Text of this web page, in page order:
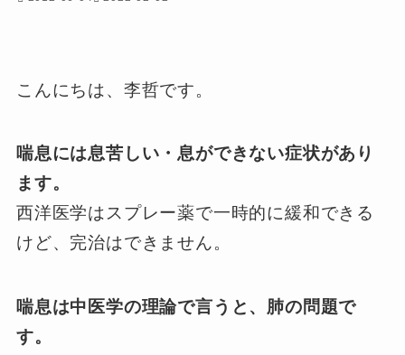
こんにちは、李哲です。
喘息には息苦しい・息ができない症状があり
ます。
西洋医学はスプレー薬で一時的に緩和できる
けど、完治はできません。
喘息は中医学の理論で言うと、肺の問題で
す。